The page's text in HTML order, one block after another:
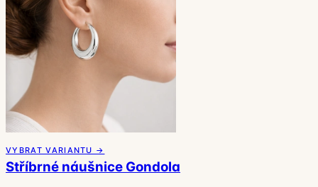
VYBRAT VARIANTU →
Stříbrné náušnice Gondola